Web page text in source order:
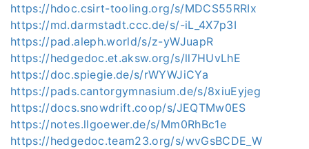
https://hdoc.csirt-tooling.org/s/MDCS55RRIx
https://md.darmstadt.ccc.de/s/-iL_4X7p3I
https://pad.aleph.world/s/z-yWJuapR
https://hedgedoc.et.aksw.org/s/ll7HUvLhE
https://doc.spiegie.de/s/rWYWJiCYa
https://pads.cantorgymnasium.de/s/8xiuEyjeg
https://docs.snowdrift.coop/s/JEQTMw0ES
https://notes.llgoewer.de/s/Mm0RhBc1e
https://hedgedoc.team23.org/s/wvGsBCDE_W